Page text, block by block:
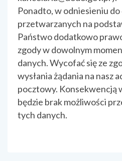
Ponadto, w odniesieniu do
przetwarzanych na
Państwo dodatkowo
zgody w dowolnym
danych. Wycofać się ze
wysłania żądania na nasz
pocztowy. Konsekwencją
będzie brak możliwości
tych danych.